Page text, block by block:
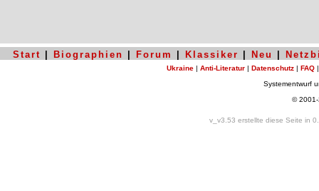
Start Biographien Forum Klassiker Neu
Ukraine | Anti-Literatur | Datenschutz | FAQ
Systementwurf
©
v_v3.53 erstellte diese Seite in